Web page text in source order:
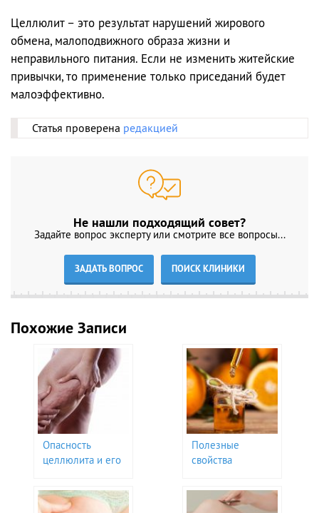
Целлюлит – это результат нарушений жирового
обмена, малоподвижного образа жизни и
неправильного питания. Если не изменить житейские
привычки, то применение только приседаний будет
малоэффективно.
Статья проверена редакцией
Не нашли подходящий совет?
Задайте вопрос эксперту или смотрите все вопросы...
ЗАДАТЬ ВОПРОС ПОИСК КЛИНИКИ
Похожие Записи
Опасность
целлюлита и его
Полезные
свойства
масла для
избавления от